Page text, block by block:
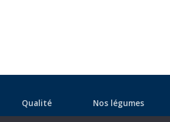
Qualité Nos légumes